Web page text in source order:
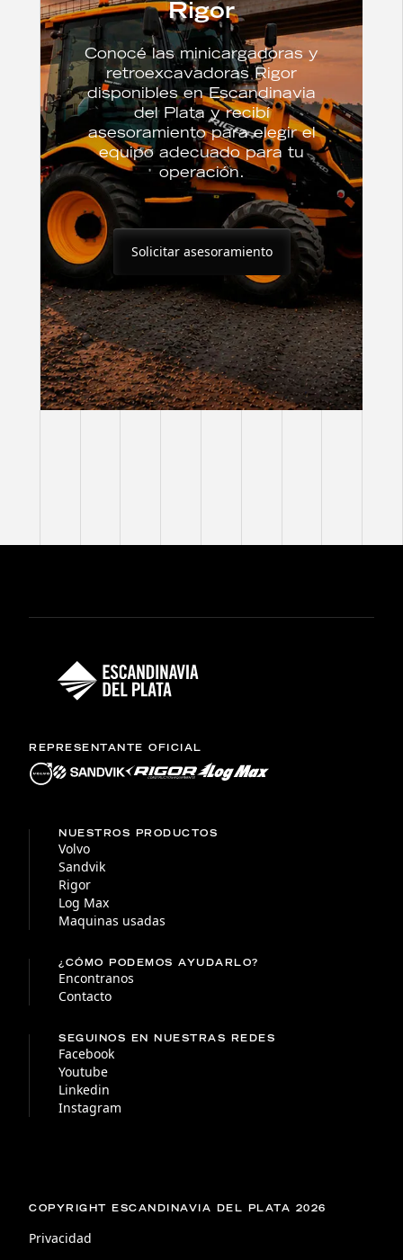
Rigor
Conocé las minicargadoras y
retroexcavadoras Rigor
disponibles en Escandinavia
del Plata y recibí
asesoramiento para elegir el
equipo adecuado para tu
operación.
Solicitar asesoramiento
REPRESENTANTE OFICIAL
NUESTROS PRODUCTOS
Volvo
Sandvik
Rigor
Log Max
Maquinas usadas
¿CÓMO PODEMOS AYUDARLO?
Encontranos
Contacto
SEGUINOS EN NUESTRAS REDES
Facebook
Youtube
Linkedin
Instagram
COPYRIGHT ESCANDINAVIA DEL PLATA 2026
Privacidad